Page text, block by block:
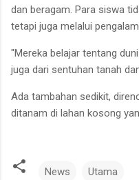
dan beragam. Para siswa
tetapi juga melalui
"Mereka belajar tentang
juga dari sentuhan tanah
Ada tambahan sedikit,
ditanam di lahan kosong
News Utama